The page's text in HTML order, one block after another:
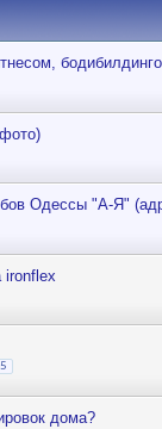
Одессы "А-Я"
ironflex
дома?